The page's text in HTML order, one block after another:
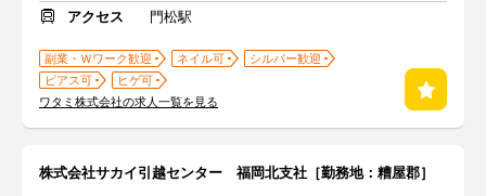
アクセス
門松駅
副業・Ｗワーク歓迎 ネイル可
シルバー歓迎
ピアス可
ヒゲ可
ワタミ株式会社の求人一覧を見る
株式会社サカイ引越センター 福岡北支社［勤務地：糟屋郡］